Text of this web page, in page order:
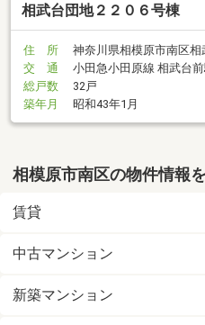
相武台団地２２０６号棟
住 所
神奈川県相模原市南区
交 通
小田急小田原線 相武台
総戸数
32戸
築年月
昭和43年1月
相模原市南区の物件情報
賃貸
中古マンション
新築マンション